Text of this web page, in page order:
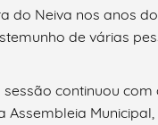
do Neiva nos anos
de várias
continuou com